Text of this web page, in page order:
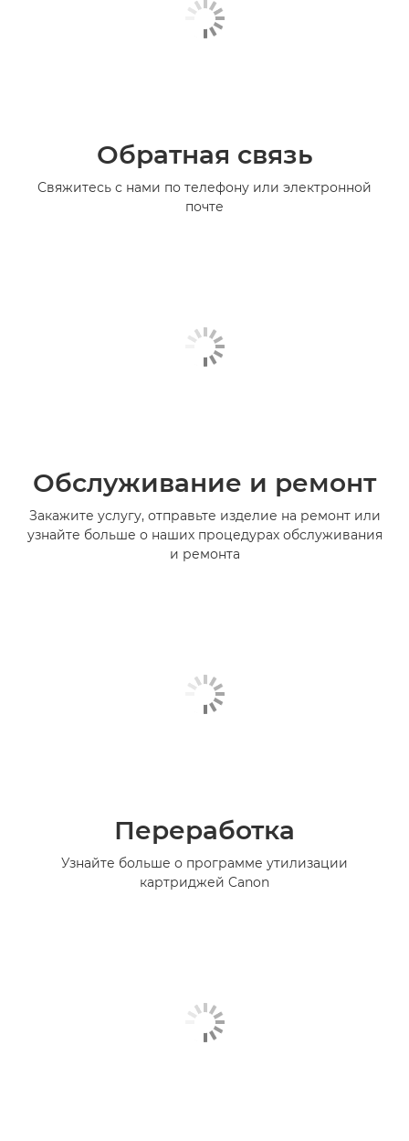
Обратная связь
Свяжитесь с нами по телефону или электронной
почте
Обслуживание и ремонт
Закажите услугу, отправьте изделие на ремонт или
узнайте больше о наших процедурах обслуживания
и ремонта
Переработка
Узнайте больше о программе утилизации
картриджей Canon